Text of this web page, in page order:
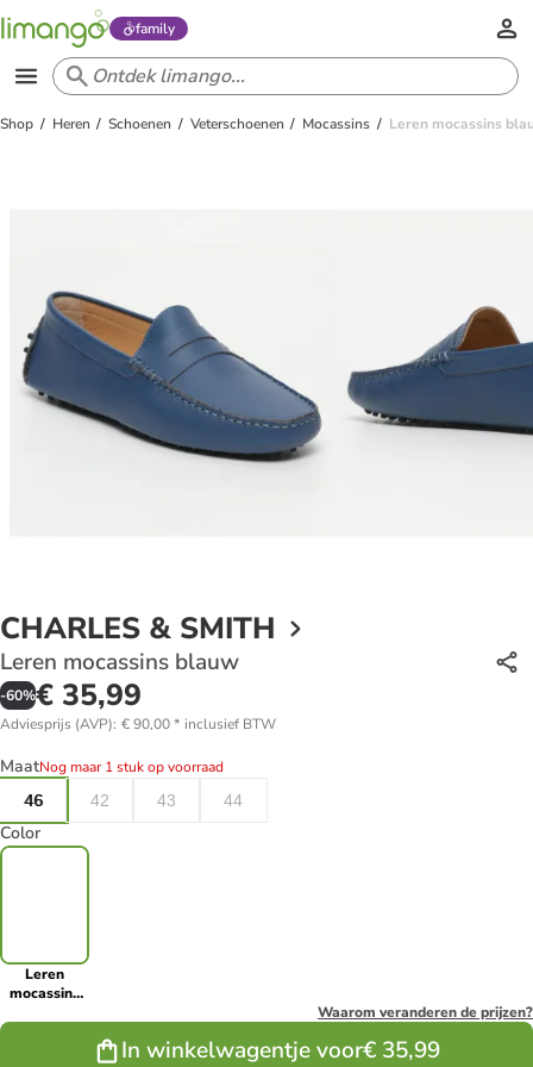
family
Shop Heren Schoenen Veterschoenen Mocassins Leren mocassins
CHARLES & SMITH
Leren mocassins blauw
-60%€ 35,99
Adviesprijs (AVP): € 90,00* inclusief BTW
MaatNog maar 1 stuk op voorraad
46
42 43 44
Color
Leren
mocassins
Waarom veranderen de prijzen?
In winkelwagentje voor€ 35,99